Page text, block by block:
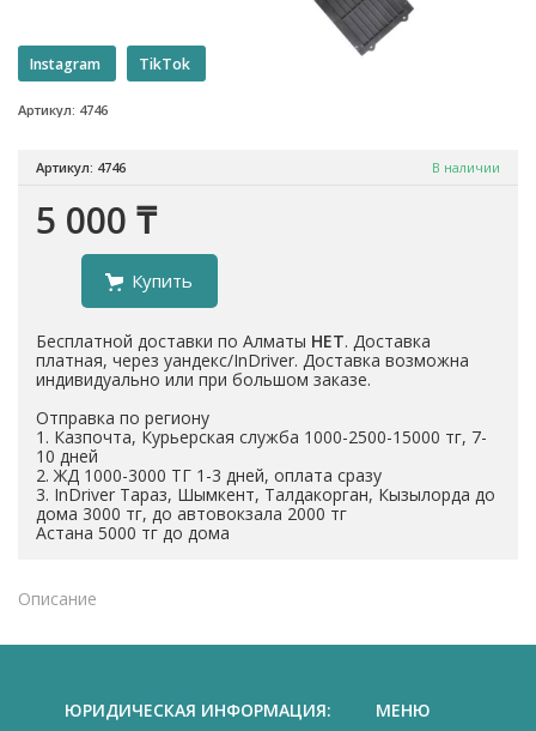
Артикул: 4746
Instagram TikTok
Артикул: 4746 В наличии
5 000 ₸
Купить
Бесплатной доставки по Алматы НЕТ. Доставка
платная, через уандекс/InDriver. Доставка возможна
индивидуально или при большом заказе.
Отправка по региону
1. Казпочта, Курьерская служба 1000-2500-15000 тг, 7-
10 дней
2. ЖД 1000-3000 ТГ 1-3 дней, оплата сразу
3. InDriver Тараз, Шымкент, Талдакорган, Кызылорда до
дома 3000 тг, до автовокзала 2000 тг
Астана 5000 тг до дома
Описание
ЮРИДИЧЕСКАЯ ИНФОРМАЦИЯ: МЕНЮ